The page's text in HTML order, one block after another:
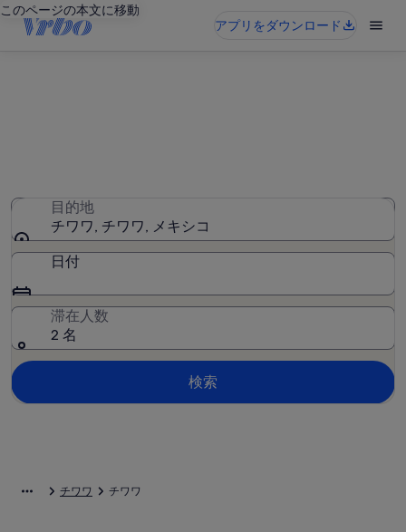
このページの本文に移動
アプリをダウンロード
目的地
チワワ, チワワ, メキシコ
日付
滞在人数
2 名
検索
チワワ チワワ